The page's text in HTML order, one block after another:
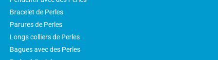
Bracelet de Perles
Parures de Perles
Longs colliers de Perles
Bagues avec des Perles